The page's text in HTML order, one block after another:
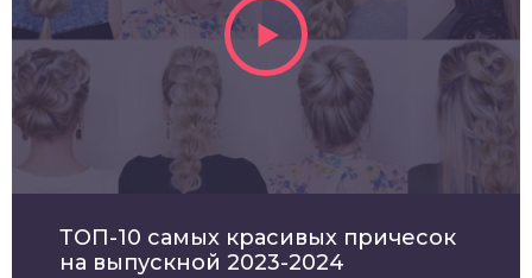
ТОП-10 самых красивых причесок
на выпускной 2023-2024